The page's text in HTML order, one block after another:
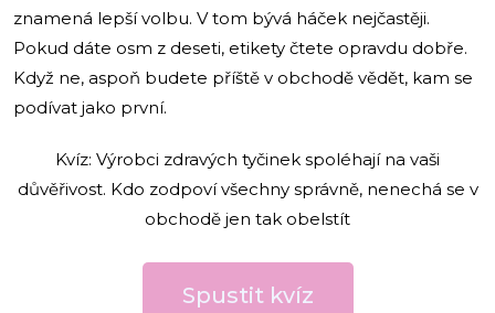
znamená lepší volbu. V tom bývá háček nejčastěji.
Pokud dáte osm z deseti, etikety čtete opravdu dobře.
Když ne, aspoň budete příště v obchodě vědět, kam se
podívat jako první.
Kvíz: Výrobci zdravých tyčinek spoléhají na vaši
důvěřivost. Kdo zodpoví všechny správně, nenechá se v
obchodě jen tak obelstít
Spustit kvíz